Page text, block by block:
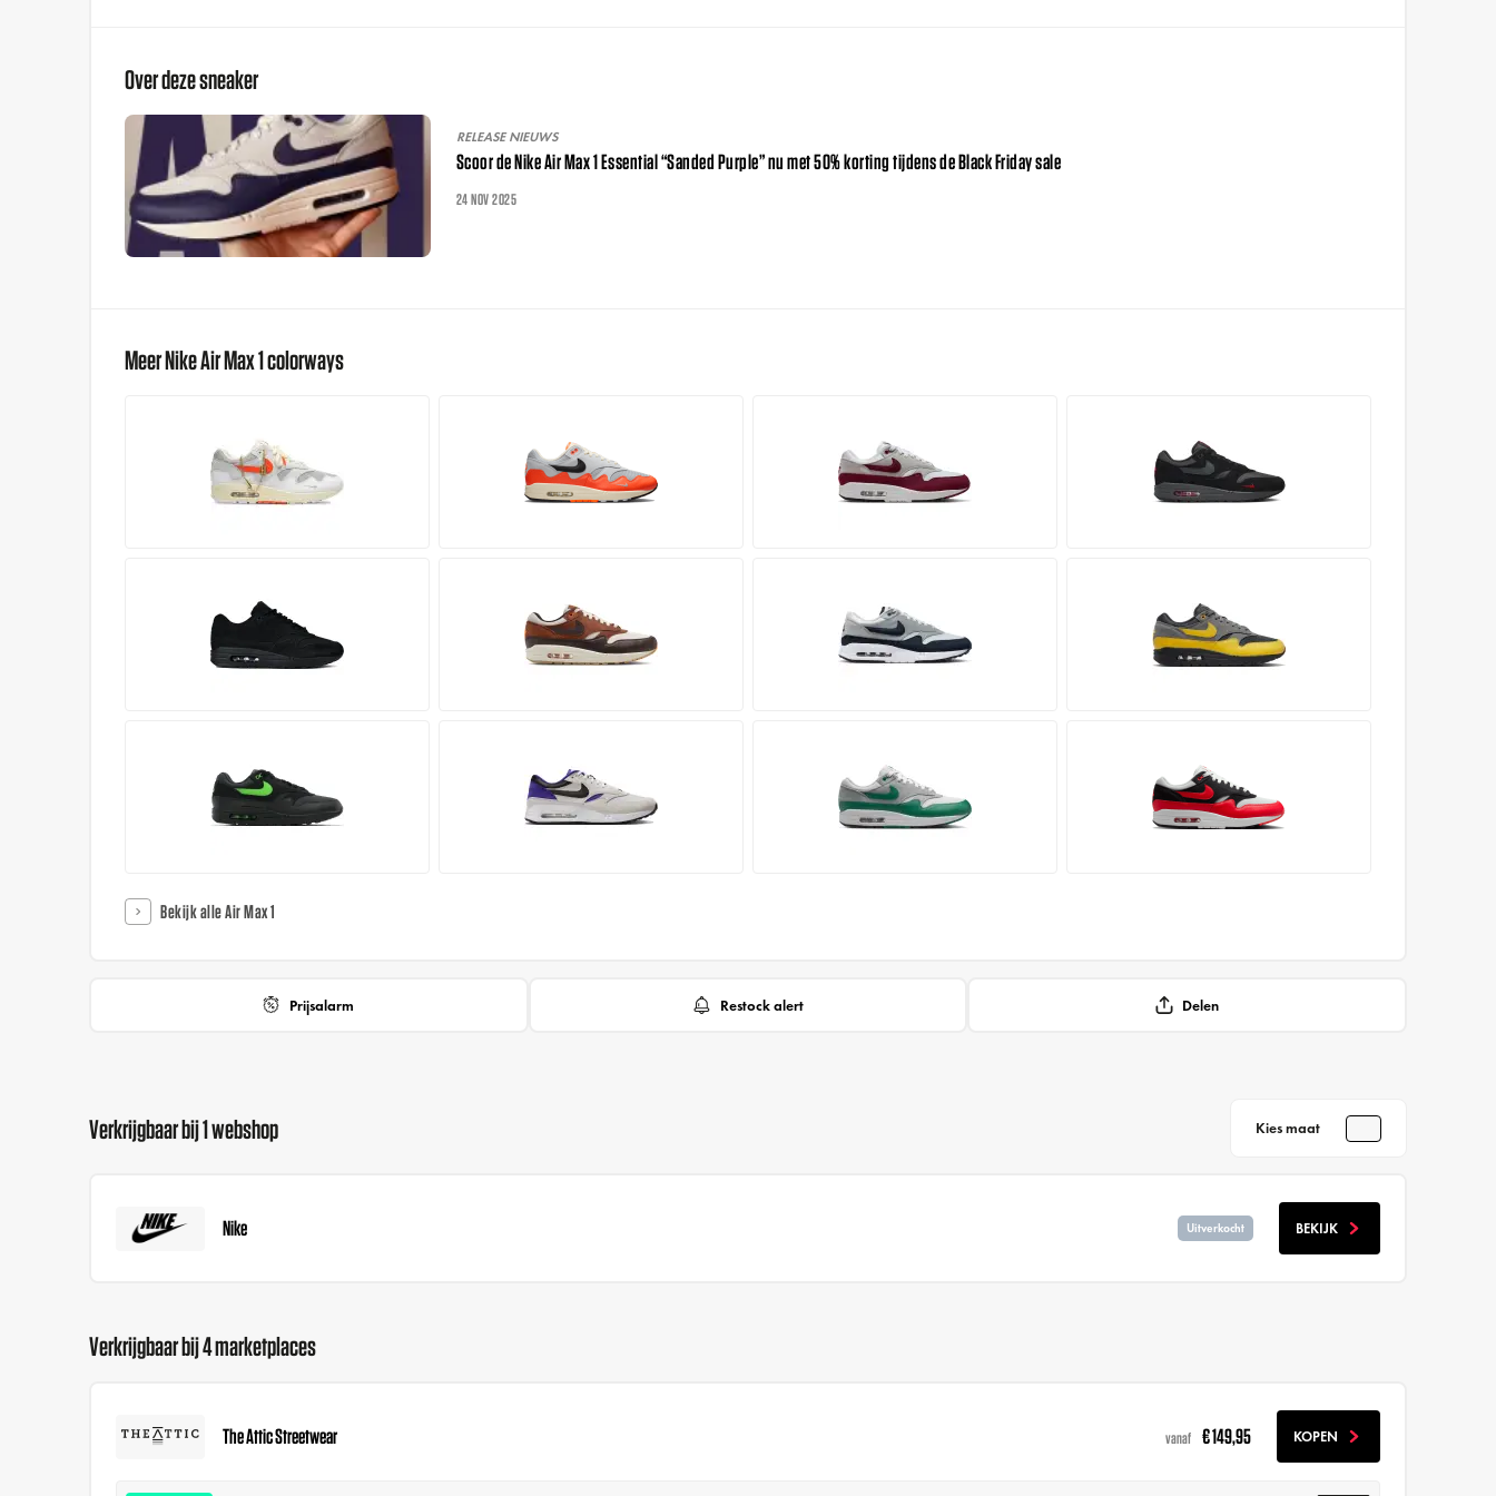
Over deze sneaker
RELEASE NIEUWS
Scoor de Nike Air Max 1 Essential “Sanded Purple” nu met 50% korting tijdens de Black Friday sale
24 NOV 2025
Meer Nike Air Max 1 colorways
Bekijk alle Air Max 1
Prijsalarm Restock alert Delen
Verkrijgbaar bij 1 webshop Kies maat
Nike Uitverkocht BEKIJK
Verkrijgbaar bij 4 marketplaces
The Attic Streetwear vanaf € 149,95 KOPEN